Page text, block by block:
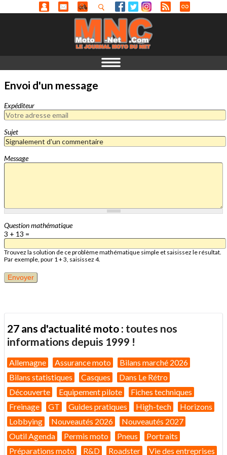
Envoi d'un message
Expéditeur
Sujet
Message
Question mathématique
3 + 13 =
Trouvez la solution de ce problème mathématique simple et saisissez le résultat.
Par exemple, pour 1 + 3, saisissez 4.
27 ans d'actualité moto : toutes nos
informations depuis 1999 !
Allemagne Assurance moto
Bilans marché 2026
Bilans statistiques
Casques
Dans Le Rétro
Découverte
Equipement pilote
Fiches techniques
Freinage
GT Guides pratiques High-tech
Horizons
Lobbying
Nouveautés 2026
Nouveautés 2027
Outil Agenda
Permis moto Pneus
Portraits
Préparations moto
R&D Roadster Vie des entreprises